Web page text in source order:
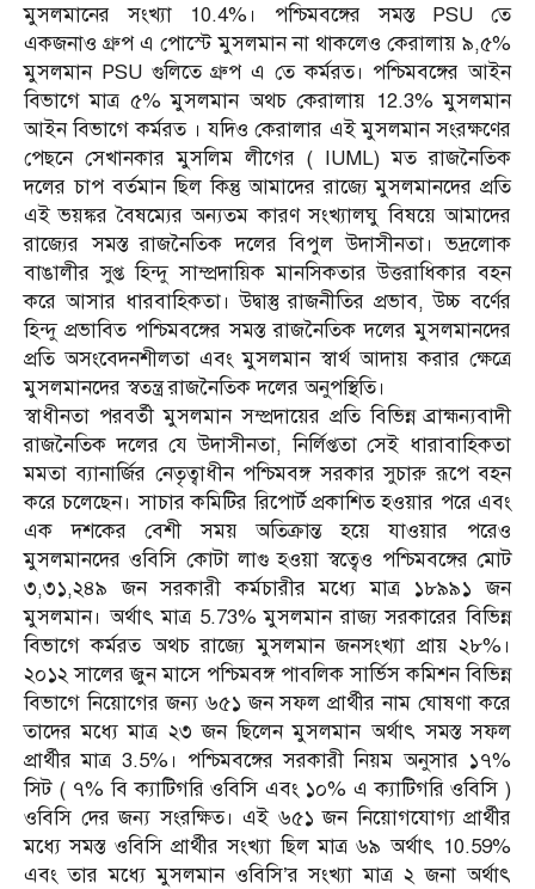
মুসলমানের সংখ্যা 10.4%। পশ্চিমবঙ্গের সমস্ত PSU তে
একজনাও গ্রুপ এ পোস্টে মুসলমান না থাকলেও কেরালায় ৯,৫%
মুসলমান PSU গুলিতে গ্রুপ এ তে কর্মরত। পশ্চিমবঙ্গের আইন
বিভাগে মাত্র ৫% মুসলমান অথচ কেরালায় 12.3% মুসলমান
আইন বিভাগে কর্মরত । যদিও কেরালার এই মুসলমান সংরক্ষণের
পেছনে সেখানকার মুসলিম লীগের ( IUML) মত রাজনৈতিক
দলের চাপ বর্তমান ছিল কিন্তু আমাদের রাজ্যে মুসলমানদের প্রতি
এই ভয়ঙ্কর বৈষম্যের অন্যতম কারণ সংখ্যালঘু বিষয়ে আমাদের
রাজ্যের সমস্ত রাজনৈতিক দলের বিপুল উদাসীনতা। ভদ্রলোক
বাঙালীর সুপ্ত হিন্দু সাম্প্রদায়িক মানসিকতার উত্তরাধিকার বহন
করে আসার ধারবাহিকতা। উদ্বাস্তু রাজনীতির প্রভাব, উচ্চ বর্ণের
হিন্দু প্রভাবিত পশ্চিমবঙ্গের সমস্ত রাজনৈতিক দলের মুসলমানদের
প্রতি অসংবেদনশীলতা এবং মুসলমান স্বার্থ আদায় করার ক্ষেত্রে
মুসলমানদের স্বতন্ত্র রাজনৈতিক দলের অনুপস্থিতি।
স্বাধীনতা পরবর্তী মুসলমান সম্প্রদায়ের প্রতি বিভিন্ন ব্রাহ্মন্যবাদী
রাজনৈতিক দলের যে উদাসীনতা, নির্লিপ্ততা সেই ধারাবাহিকতা
মমতা ব্যানার্জির নেতৃত্বাধীন পশ্চিমবঙ্গ সরকার সুচারু রূপে বহন
করে চলেছেন। সাচার কমিটির রিপোর্ট প্রকাশিত হওয়ার পরে এবং
এক দশকের বেশী সময় অতিক্রান্ত হয়ে যাওয়ার পরেও
মুসলমানদের ওবিসি কোটা লাগু হওয়া স্বত্বেও পশ্চিমবঙ্গের মোট
৩,৩১,২৪৯ জন সরকারী কর্মচারীর মধ্যে মাত্র ১৮৯৯১ জন
মুসলমান। অর্থাৎ মাত্র 5.73% মুসলমান রাজ্য সরকারের বিভিন্ন
বিভাগে কর্মরত অথচ রাজ্যে মুসলমান জনসংখ্যা প্রায় ২৮%।
২০১২ সালের জুন মাসে পশ্চিমবঙ্গ পাবলিক সার্ভিস কমিশন বিভিন্ন
বিভাগে নিয়োগের জন্য ৬৫১ জন সফল প্রার্থীর নাম ঘোষণা করে
তাদের মধ্যে মাত্র ২৩ জন ছিলেন মুসলমান অর্থাৎ সমস্ত সফল
প্রার্থীর মাত্র 3.5%। পশ্চিমবঙ্গের সরকারী নিয়ম অনুসার ১৭%
সিট ( ৭% বি ক্যাটিগরি ওবিসি এবং ১০% এ ক্যাটিগরি ওবিসি )
ওবিসি দের জন্য সংরক্ষিত। এই ৬৫১ জন নিয়োগযোগ্য প্রার্থীর
মধ্যে সমস্ত ওবিসি প্রার্থীর সংখ্যা ছিল মাত্র ৬৯ অর্থাৎ 10.59%
এবং তার মধ্যে মুসলমান ওবিসি’র সংখ্যা মাত্র ২ জনা অর্থাৎ